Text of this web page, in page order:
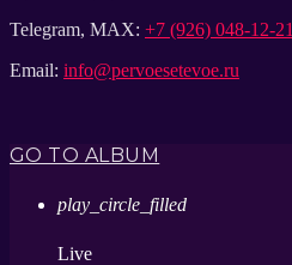
Telegram, MAX: +7 (926) 048-12-21
Email: info@pervoesetevoe.ru
GO TO ALBUM
play_circle_filled
Live